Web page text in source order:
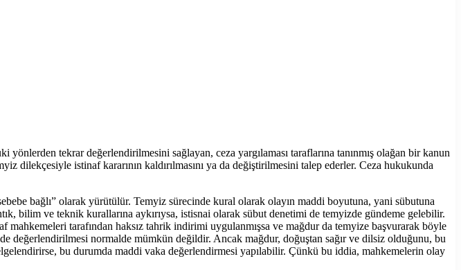
tekrar değerlendirilmesini sağlayan, ceza yargılaması taraflarına tanınmış olağan bir kanun
istinaf kararının kaldırılmasını ya da değiştirilmesini talep ederler. Ceza hukukunda
bağlı” olarak yürütülür. Temyiz sürecinde kural olarak olayın maddi boyutuna, yani sübutuna
bilim ve teknik kurallarına aykırıysa, istisnai olarak sübut denetimi de temyizde gündeme gelebilir.
mahkemeleri tarafından haksız tahrik indirimi uygulanmışsa ve mağdur da temyize başvurarak böyle
değerlendirilmesi normalde mümkün değildir. Ancak mağdur, doğuştan sağır ve dilsiz olduğunu, bu
bu durumda maddi vaka değerlendirmesi yapılabilir. Çünkü bu iddia, mahkemelerin olay